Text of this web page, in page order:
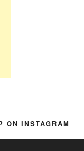
ON INSTAGRAM